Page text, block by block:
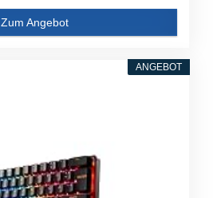
Zum Angebot
ANGEBOT